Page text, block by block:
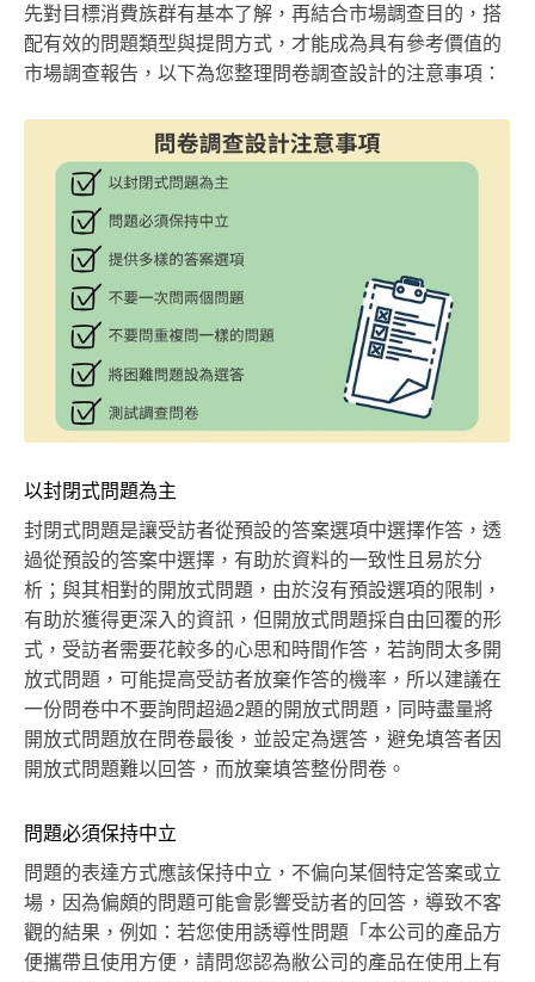
先對目標消費族群有基本了解，再結合市場調查目的，搭
配有效的問題類型與提問方式，才能成為具有參考價值的
市場調查報告，以下為您整理問卷調查設計的注意事項：
以封閉式問題為主
封閉式問題是讓受訪者從預設的答案選項中選擇作答，透
過從預設的答案中選擇，有助於資料的一致性且易於分
析；與其相對的開放式問題，由於沒有預設選項的限制，
有助於獲得更深入的資訊，但開放式問題採自由回覆的形
式，受訪者需要花較多的心思和時間作答，若詢問太多開
放式問題，可能提高受訪者放棄作答的機率，所以建議在
一份問卷中不要詢問超過2題的開放式問題，同時盡量將
開放式問題放在問卷最後，並設定為選答，避免填答者因
開放式問題難以回答，而放棄填答整份問卷。
問題必須保持中立
問題的表達方式應該保持中立，不偏向某個特定答案或立
場，因為偏頗的問題可能會影響受訪者的回答，導致不客
觀的結果，例如：若您使用誘導性問題「本公司的產品方
便攜帶且使用方便，請問您認為敝公司的產品在使用上有